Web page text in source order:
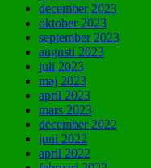
december 2023
oktober 2023
september 2023
augusti 2023
juli 2023
maj 2023
april 2023
mars 2023
december 2022
juni 2022
april 2022